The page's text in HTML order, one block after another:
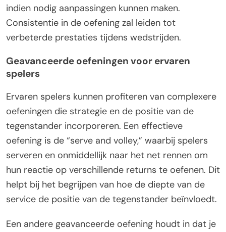
indien nodig aanpassingen kunnen maken.
Consistentie in de oefening zal leiden tot
verbeterde prestaties tijdens wedstrijden.
Geavanceerde oefeningen voor ervaren
spelers
Ervaren spelers kunnen profiteren van complexere
oefeningen die strategie en de positie van de
tegenstander incorporeren. Een effectieve
oefening is de “serve and volley,” waarbij spelers
serveren en onmiddellijk naar het net rennen om
hun reactie op verschillende returns te oefenen. Dit
helpt bij het begrijpen van hoe de diepte van de
service de positie van de tegenstander beïnvloedt.
Een andere geavanceerde oefening houdt in dat je